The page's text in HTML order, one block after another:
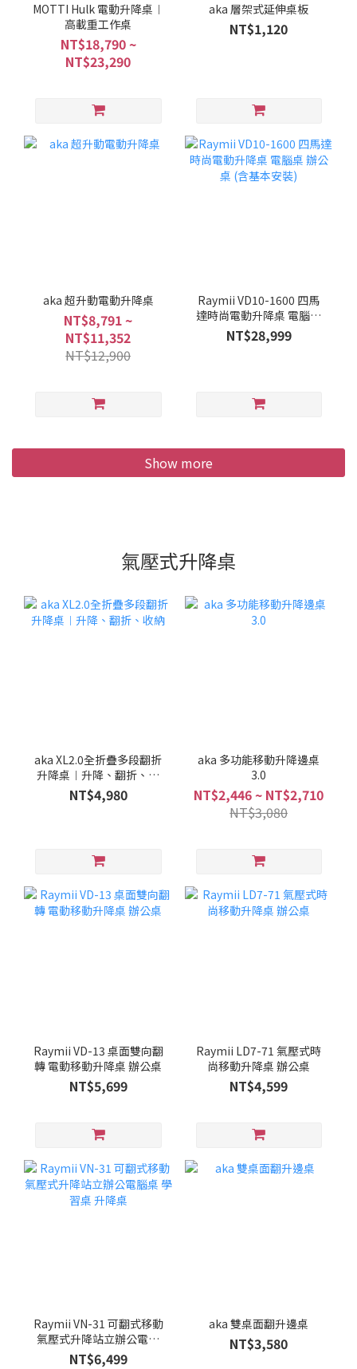
MOTTI Hulk 電動升降桌︱
高載重工作桌
NT$18,790 ~
NT$23,290
aka 層架式延伸桌板
NT$1,120
aka 超升動電動升降桌
NT$8,791 ~
NT$11,352
NT$12,900
Raymii VD10-1600 四馬
達時尚電動升降桌 電腦桌
辦公桌 (含基本安裝)
NT$28,999
Show more
氣壓式升降桌
aka XL2.0全折疊多段翻折
升降桌︱升降、翻折、收
納
NT$4,980
aka 多功能移動升降邊桌
3.0
NT$2,446 ~ NT$2,710
NT$3,080
Raymii VD-13 桌面雙向翻
轉 電動移動升降桌 辦公桌
NT$5,699
Raymii LD7-71 氣壓式時
尚移動升降桌 辦公桌
NT$4,599
Raymii VN-31 可翻式移動
氣壓式升降站立辦公電腦
桌 學習桌 升降桌
NT$6,499
aka 雙桌面翻升邊桌
NT$3,580